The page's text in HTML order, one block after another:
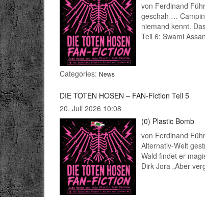
von Ferdinand
geschah …
niemand kennt.
Teil 6: Swami
Categories: News
DIE TOTEN HOSEN – FAN-Fiction Teil 5
20. Juli 2026 10:08
(0) Plastic Bomb
von Ferdinand
Alternativ-Welt
Wald findet er
Dirk Jora „Aber